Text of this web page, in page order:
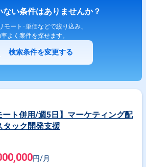
ない条件はありませんか？
モート･単価などで絞り込み、
よく案件を探せます。
検索条件を変更する
ート併用/週5日】マーケティング配
タック開発支援
円/月